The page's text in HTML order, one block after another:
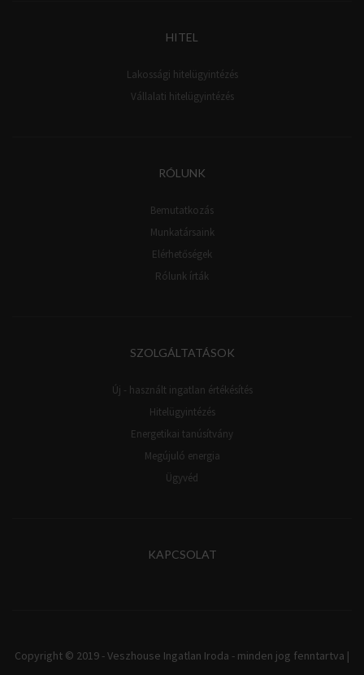
HITEL
Lakossági hitelügyintézés
Vállalati hitelügyintézés
RÓLUNK
Bemutatkozás
Munkatársaink
Elérhetőségek
Rólunk írták
SZOLGÁLTATÁSOK
Új - használt ingatlan értékésítés
Hitelügyintézés
Energetikai tanúsítvány
Megújuló energia
Ügyvéd
KAPCSOLAT
Copyright © 2019 - Veszhouse Ingatlan Iroda - minden jog fenntartva |